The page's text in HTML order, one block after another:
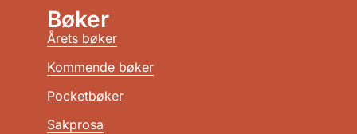
Bøker
Årets bøker
Kommende bøker
Pocketbøker
Sakprosa